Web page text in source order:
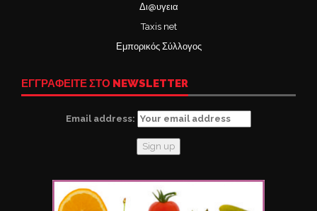
Δι@υγεια
Taxis net
Εμπορικός Σύλλογος
ΕΓΓΡΑΦΕΙΤΕ ΣΤΟ NEWSLETTER
Email address: